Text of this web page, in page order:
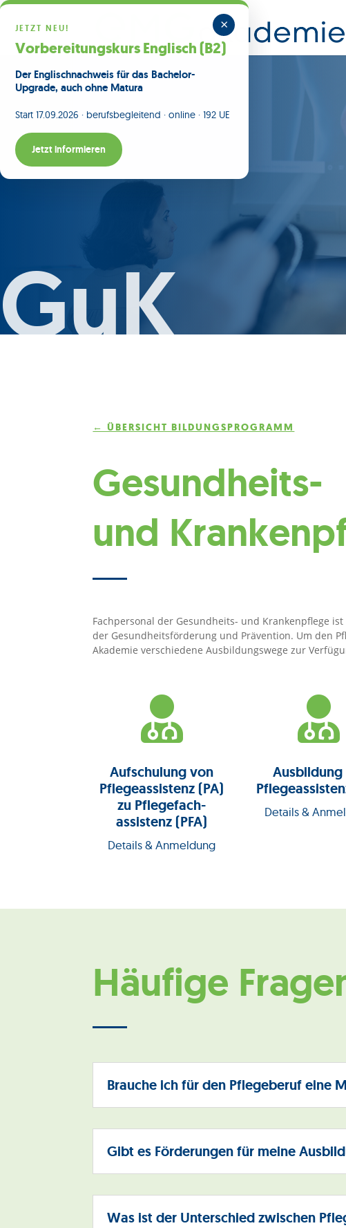
GuK
← ÜBERSICHT BILDUNGSPROGRAMM
Gesundheits-
und
Fachpersonal der Gesundheits- und Krankenpflege
der Gesundheitsförderung und Prävention. Um den
Akademie verschiedene Ausbildungswege zur

Aufschulung von
Pflegeassistenz (PA)
zu Pflegefach-
assistenz (PFA)
Details & Anmeldung

Ausbildung
Details &
Häufige
Brauche ich für den Pflegeberuf eine
Gibt es Förderungen für meine
Was ist der Unterschied zwischen
×
JETZT NEU!
Vorbereitungskurs Englisch (B2)
Der Englischnachweis für das Bachelor-
Upgrade, auch ohne Matura
Start 17.09.2026 · berufsbegleitend · online · 192 UE
Jetzt informieren